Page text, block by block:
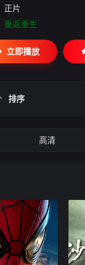
正片
重返重生
立即播放
排序
高清